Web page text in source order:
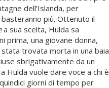
dell’Islanda, per
più. Ottenuto il
a sua scelta, Hulda sa
prima, una giovane donna,
trovata morta in una baia
sbrigativamente da un
Hulda vuole dare voce a chi è
giorni di tempo per